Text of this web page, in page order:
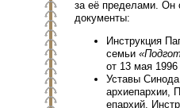
за её пределами. Он
документы:
Инструкция
семьи
от 13 мая 1996
Уставы
архиепархии,
епархий.